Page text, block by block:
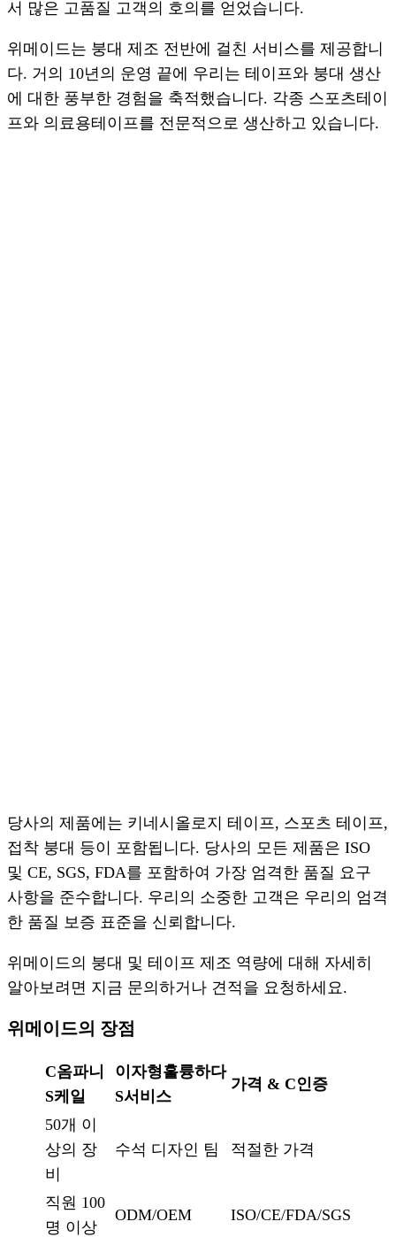
서 많은 고품질 고객의 호의를 얻었습니다.
위메이드는 붕대 제조 전반에 걸친 서비스를 제공합니
다. 거의 10년의 운영 끝에 우리는 테이프와 붕대 생산
에 대한 풍부한 경험을 축적했습니다. 각종 스포츠테이
프와 의료용테이프를 전문적으로 생산하고 있습니다.
당사의 제품에는 키네시올로지 테이프, 스포츠 테이프,
접착 붕대 등이 포함됩니다. 당사의 모든 제품은 ISO
및 CE, SGS, FDA를 포함하여 가장 엄격한 품질 요구
사항을 준수합니다. 우리의 소중한 고객은 우리의 엄격
한 품질 보증 표준을 신뢰합니다.
위메이드의 붕대 및 테이프 제조 역량에 대해 자세히
알아보려면 지금 문의하거나 견적을 요청하세요.
위메이드의 장점
C옴파니
S케일
이자형훌륭하다
S서비스
가격 & C인증
50개 이
상의 장
비
수석 디자인 팀 적절한 가격
직원 100
명 이상
ODM/OEM ISO/CE/FDA/SGS